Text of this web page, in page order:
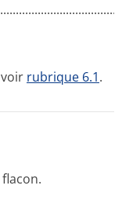
rubrique 6.1.